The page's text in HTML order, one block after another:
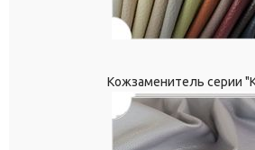
Кожзаменитель серии